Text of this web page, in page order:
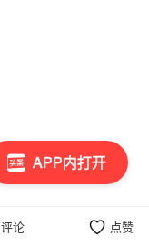
APP内打开
评论 点赞